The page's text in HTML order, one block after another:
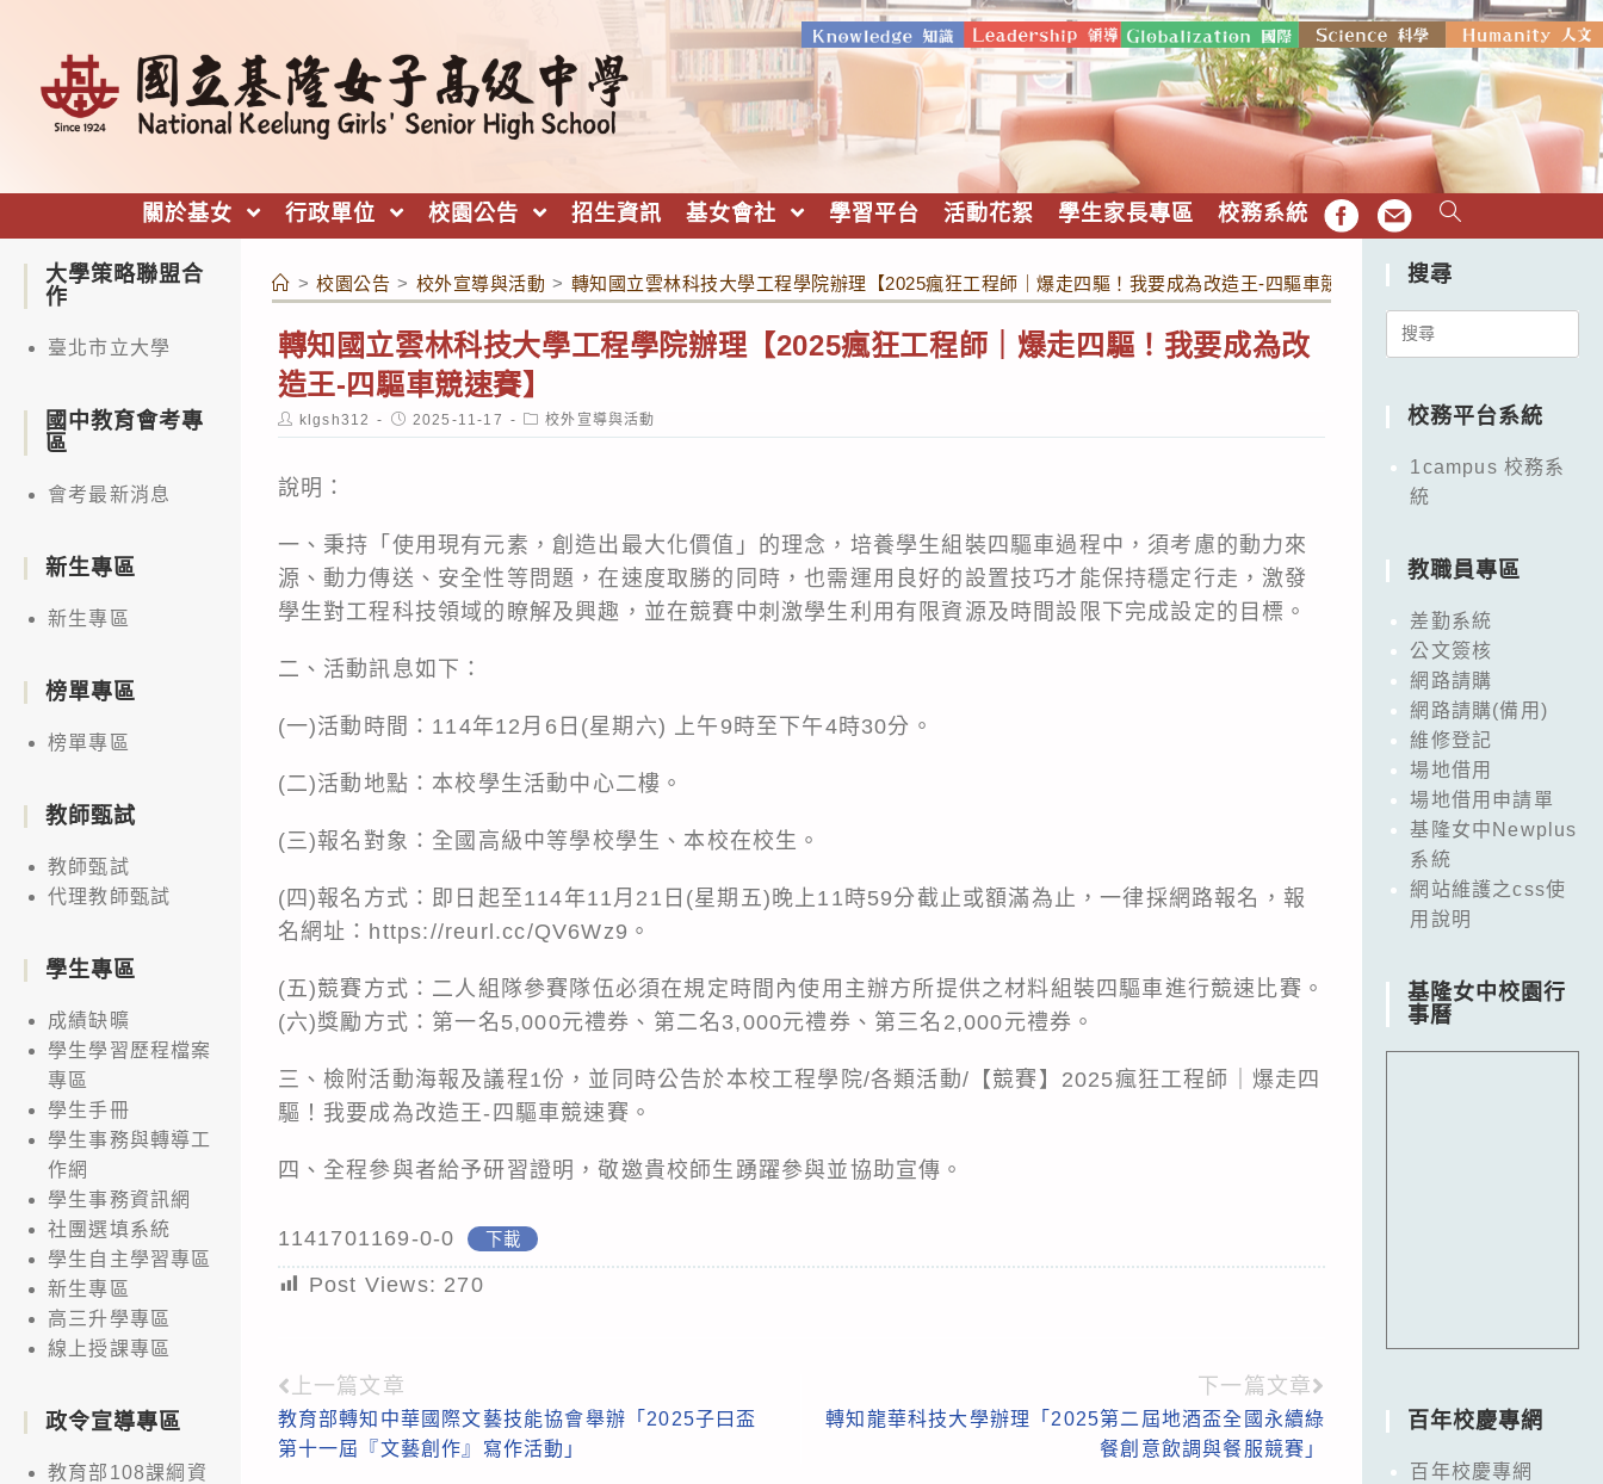
關於基女 行政單位 校園公告 招生資訊 基女會社 學習平台 活動花絮 學生家長專區 校務系統 FB EMAIL
> 校園公告 > 校外宣導與活動 > 轉知國立雲林科技大學工程學院辦理【2025瘋狂工程師｜爆走四驅！我要成為改造王-四驅車競速賽】
轉知國立雲林科技大學工程學院辦理【2025瘋狂工程師｜爆走四驅！我要成為改
造王-四驅車競速賽】
Post
author:
klgsh312
Post
published:
2025-11-17
Post
category:
校外宣導與活動
說明：
一、秉持「使用現有元素，創造出最大化價值」的理念，培養學生組裝四驅車過程中，須考慮的動力來
源、動力傳送、安全性等問題，在速度取勝的同時，也需運用良好的設置技巧才能保持穩定行走，激發
學生對工程科技領域的瞭解及興趣，並在競賽中刺激學生利用有限資源及時間設限下完成設定的目標。
二、活動訊息如下：
(一)活動時間：114年12月6日(星期六) 上午9時至下午4時30分。
(二)活動地點：本校學生活動中心二樓。
(三)報名對象：全國高級中等學校學生、本校在校生。
(四)報名方式：即日起至114年11月21日(星期五)晚上11時59分截止或額滿為止，一律採網路報名，報
名網址：https://reurl.cc/QV6Wz9。
(五)競賽方式：二人組隊參賽隊伍必須在規定時間內使用主辦方所提供之材料組裝四驅車進行競速比賽。
(六)獎勵方式：第一名5,000元禮券、第二名3,000元禮券、第三名2,000元禮券。
三、檢附活動海報及議程1份，並同時公告於本校工程學院/各類活動/【競賽】2025瘋狂工程師｜爆走四
驅！我要成為改造王-四驅車競速賽。
四、全程參與者給予研習證明，敬邀貴校師生踴躍參與並協助宣傳。
1141701169-0-0 下載
Post Views: 270
Read
more
上一篇文章
教育部轉知中華國際文藝技能協會舉辦「2025子曰盃
第十一屆『文藝創作』寫作活動」
下一篇文章
轉知龍華科技大學辦理「2025第二屆地酒盃全國永續綠
餐創意飲調與餐服競賽」
大學策略聯盟合
作
臺北市立大學
國中教育會考專
區
會考最新消息
新生專區
新生專區
榜單專區
榜單專區
教師甄試
教師甄試
代理教師甄試
學生專區
成績缺曠
學生學習歷程檔案
專區
學生手冊
學生事務與轉導工
作網
學生事務資訊網
社團選填系統
學生自主學習專區
新生專區
高三升學專區
線上授課專區
政令宣導專區
教育部108課綱資
搜尋
Search
校務平台系統
1campus 校務系
統
教職員專區
差勤系統
公文簽核
網路請購
網路請購(備用)
維修登記
場地借用
場地借用申請單
基隆女中Newplus
系統
網站維護之css使
用說明
基隆女中校園行
事曆
百年校慶專網
百年校慶專網